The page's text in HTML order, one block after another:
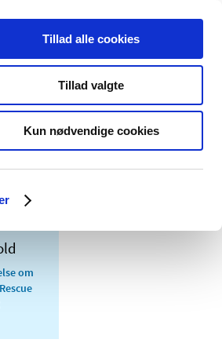
Tillad alle cookies
Tillad valgte
Kun nødvendige cookies
om